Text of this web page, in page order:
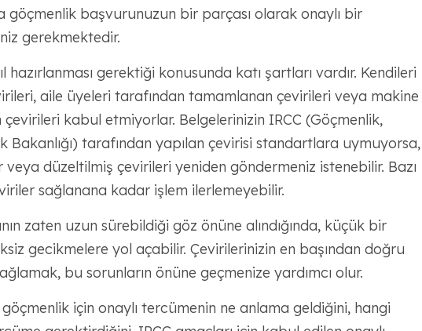
göçmenlik başvurunuzun bir parçası olarak onaylı bir
gerekmektedir.
hazırlanması gerektiği konusunda katı şartları vardır. Kendileri
aile üyeleri tarafından tamamlanan çevirileri veya makine
kabul etmiyorlar. Belgelerinizin IRCC (Göçmenlik,
Bakanlığı) tarafından yapılan çevirisi standartlara uymuyorsa,
düzeltilmiş çevirileri yeniden göndermeniz istenebilir. Bazı
sağlanana kadar işlem ilerlemeyebilir.
zaten uzun sürebildiği göz önüne alındığında, küçük bir
gecikmelere yol açabilir. Çevirilerinizin en başından doğru
bu sorunların önüne geçmenize yardımcı olur.
için onaylı tercümenin ne anlama geldiğini, hangi